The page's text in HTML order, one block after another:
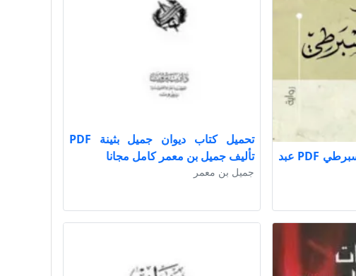
تحميل كتاب الديوان الإسبرطي PDF عبد
تحميل كتاب ديوان جميل بثينة PDF
تأليف جميل بن معمر كامل مجانا
جميل بن معمر